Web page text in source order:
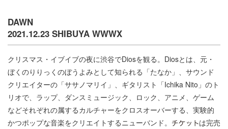
DAWN
2021.12.23 SHIBUYA WWWX
クリスマス・イブイブの夜に渋谷でDiosを観る。Diosとは、元・
ぼくのりりっくのぼうよみとして知られる「たなか」、サウンド
クリエイターの「ササノマリイ」、ギタリスト「Ichika Nito」のト
リオで、ラップ、ダンスミュージック、ロック、アニメ、ゲーム
などそれぞれの属するカルチャーをクロスオーバーする、実験的
かつポップな音楽をクリエイトするニューバンド。
は完売